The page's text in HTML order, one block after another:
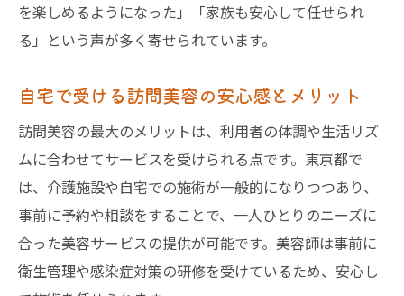
を楽しめるようになった」「家族も安心して任せられ
る」という声が多く寄せられています。
自宅で受ける訪問美容の安心感とメリット
訪問美容の最大のメリットは、利用者の体調や生活リズ
ムに合わせてサービスを受けられる点です。東京都で
は、介護施設や自宅での施術が一般的になりつつあり、
事前に予約や相談をすることで、一人ひとりのニーズに
合った美容サービスの提供が可能です。美容師は事前に
衛生管理や感染症対策の研修を受けているため、安心し